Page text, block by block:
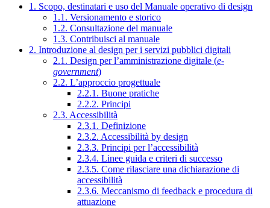
1. Scopo, destinatari e uso del Manuale operativo di design
1.1. Versionamento e storico
1.2. Consultazione del manuale
1.3. Contribuisci al manuale
2. Introduzione al design per i servizi pubblici digitali
2.1. Design per l’amministrazione digitale (e-
government)
2.2. L’approccio progettuale
2.2.1. Buone pratiche
2.2.2. Principi
2.3. Accessibilità
2.3.1. Definizione
2.3.2. Accessibilità by design
2.3.3. Principi per l’accessibilità
2.3.4. Linee guida e criteri di successo
2.3.5. Come rilasciare una dichiarazione di
accessibilità
2.3.6. Meccanismo di feedback e procedura di
attuazione